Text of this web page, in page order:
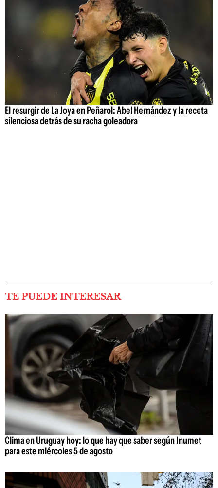
El resurgir de La Joya en Peñarol: Abel Hernández y la receta
silenciosa detrás de su racha goleadora
TE PUEDE INTERESAR
Clima en Uruguay hoy: lo que hay que saber según Inumet
para este miércoles 5 de agosto